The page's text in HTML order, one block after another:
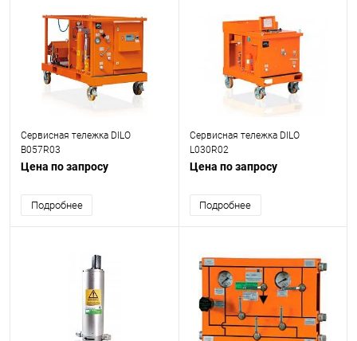
Сервисная тележка DILO
B057R03
Цена по запросу
Подробнее
Сервисная тележка DILO
L030R02
Цена по запросу
Подробнее